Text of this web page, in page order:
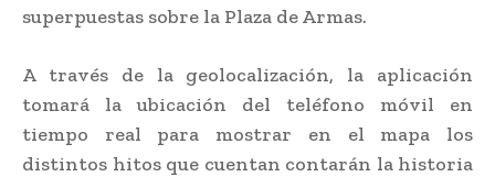
superpuestas sobre la Plaza de Armas.
A través de la geolocalización, la aplicación
tomará la ubicación del teléfono móvil en
tiempo real para mostrar en el mapa los
distintos hitos que cuentan contarán la historia